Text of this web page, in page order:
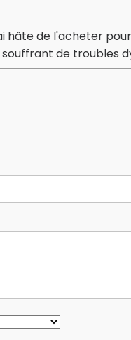
hâte de l'acheter
de troubles